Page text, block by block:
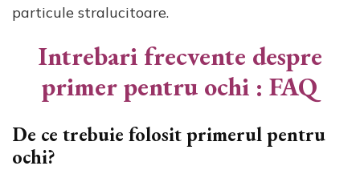
particule stralucitoare.
Intrebari frecvente despre
primer pentru ochi : FAQ
De ce trebuie folosit primerul pentru
ochi?